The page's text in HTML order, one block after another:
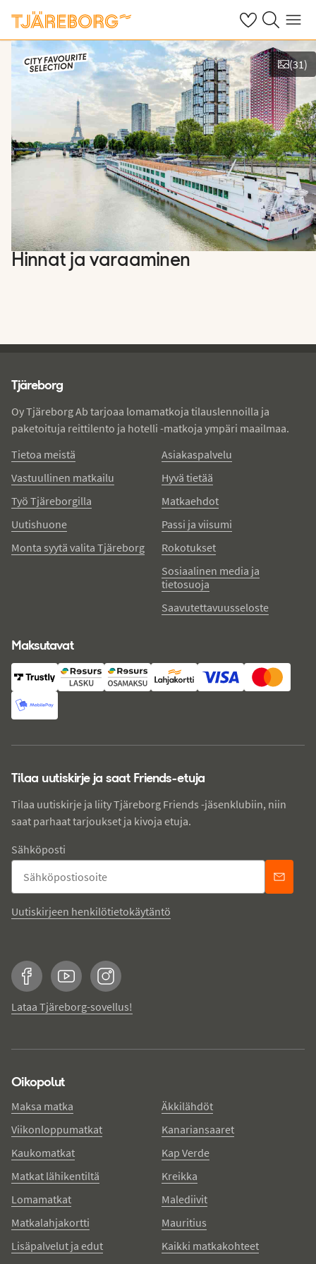
OmatHaku Valikko
Näytä kuvia
(31)
Hinnat ja varaaminen
Tjäreborg
Oy Tjäreborg Ab tarjoaa lomamatkoja tilauslennoilla ja
paketoituja reittilento ja hotelli -matkoja ympäri maailmaa.
Tietoa meistä
Vastuullinen matkailu
Työ Tjäreborgilla
Uutishuone
Monta syytä valita Tjäreborg
Asiakaspalvelu
Hyvä tietää
Matkaehdot
Passi ja viisumi
Rokotukset
Sosiaalinen media ja
tietosuoja
Saavutettavuusseloste
Maksutavat
Tilaa uutiskirje ja saat Friends-etuja
Tilaa uutiskirje ja liity Tjäreborg Friends -jäsenklubiin, niin
saat parhaat tarjoukset ja kivoja etuja.
Sähköposti
Uutiskirjeen henkilötietokäytäntö
FacebookYouTubeInstagram
Lataa Tjäreborg-sovellus!
Oikopolut
Maksa matka
Viikonloppumatkat
Kaukomatkat
Matkat lähikentiltä
Lomamatkat
Matkalahjakortti
Lisäpalvelut ja edut
Äkkilähdöt
Kanariansaaret
Kap Verde
Kreikka
Malediivit
Mauritius
Kaikki matkakohteet